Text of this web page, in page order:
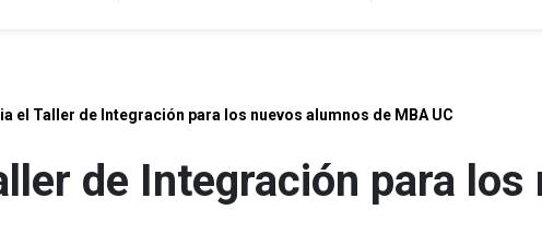
el Taller de Integración para los nuevos alumnos de MBA UC
de Integración para